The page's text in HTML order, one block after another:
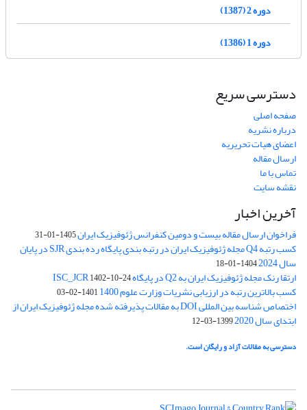
دوره 2 (1387)
دوره 1 (1386)
دسترسی سریع
صفحه اصلی
درباره نشریه
اعضای هیات تحریریه
ارسال مقاله
تماس با ما
نقشه سایت
آخرین اخبار
فراخوان ارسال مقاله بیست و دومین کنفرانس ژئوفیزیک ایران1405-01-31
کسب رتبه Q4 مجله ژئوفیزیک ایران در رتبه بندی پایگاه رده بندی SJR در پایان
سال 2024 1404-01-18
ارتقا رنک مجله ژئوفیزیک ایران به Q2 در پایگاه ISC_JCR 1402-10-24
کسب بالاترین رتبه در ارزیابی نشریات وزارت علوم 1400 1401-02-03
اختصاص شناسه بین المللی DOI به مقالات پذیرفته شده مجله ژئوفیزیک ایران از
ابتدای سال 2020 1399-03-12
دسترسی به مقالات آزاد و رایگان است.